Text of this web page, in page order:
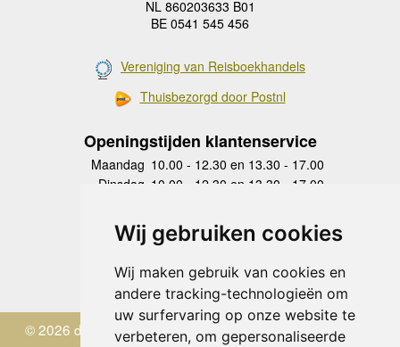
Wij gebruiken cookies
Wij maken gebruik van cookies en
andere tracking-technologieën om
uw surfervaring op onze website te
verbeteren, om gepersonaliseerde
NL 860203633 B01
BE 0541 545 456
Vereniging van Reisboekhandels
Thuisbezorgd door Postnl
Openingstijden klantenservice
Maandag 10.00 - 12.30 en 13.30 - 17.00
Dinsdag 10.00 - 12.30 en 13.30 - 17.00
Donderdag
10.00 - 12.30 en 13.30 - 17.00
Vrijdag 10.00 - 12.30 en 13.30 - 17.00
Zaterdag
gesloten
Zondag gesloten
© 2026 de Zwerver